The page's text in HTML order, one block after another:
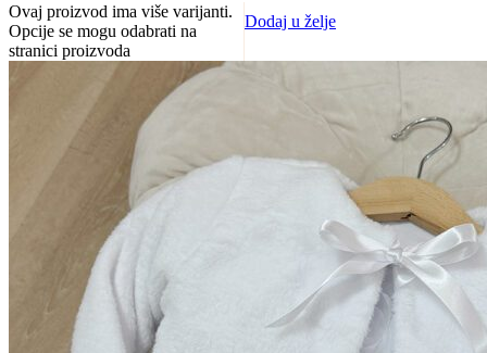
Ovaj proizvod ima više varijanti.
Opcije se mogu odabrati na
stranici proizvoda
Dodaj u želje